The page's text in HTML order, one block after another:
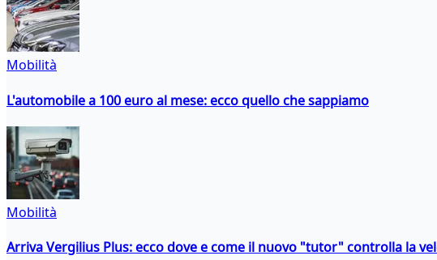
Mobilità
L'automobile a 100 euro al mese: ecco quello che sappiamo
Mobilità
Arriva Vergilius Plus: ecco dove e come il nuovo "tutor" controlla la